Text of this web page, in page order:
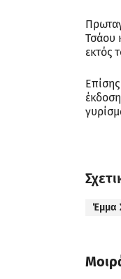
Τσάου
εκτός
Έμμα